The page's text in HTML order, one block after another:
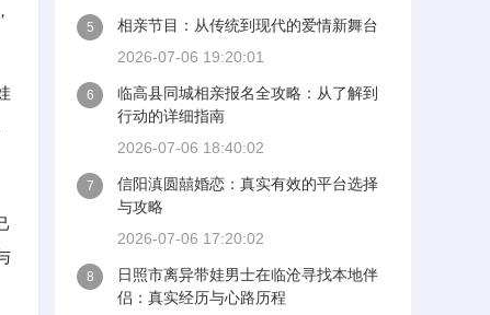
5
相亲节目：从传统到现代的爱情新舞台
2026-07-06 19:20:01
6
临高县同城相亲报名全攻略：从了解到
行动的详细指南
2026-07-06 18:40:02
7
信阳滇圆囍婚恋：真实有效的平台选择
与攻略
2026-07-06 17:20:02
8
日照市离异带娃男士在临沧寻找本地伴
侣：真实经历与心路历程